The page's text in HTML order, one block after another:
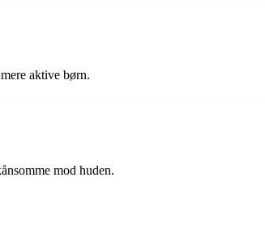
aktive børn.
mod huden.